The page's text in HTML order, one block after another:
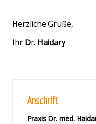
Herzliche Grüße,
Ihr Dr. Haidary
Anschrift
Praxis Dr. med.